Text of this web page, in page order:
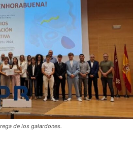
de los galardones.